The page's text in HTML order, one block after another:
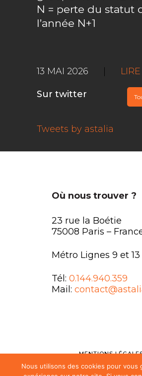
N = perte du statut
l’année N+1
13 MAI 2026 LIRE
Sur twitter
Tweets by astalia
Où nous trouver ?
23 rue la Boétie
75008 Paris –
Métro Lignes 9 et
Tél: 0.144.940.359
Mail:
MENTIONS
FAQ
Nous utilisons des cookies pour vous